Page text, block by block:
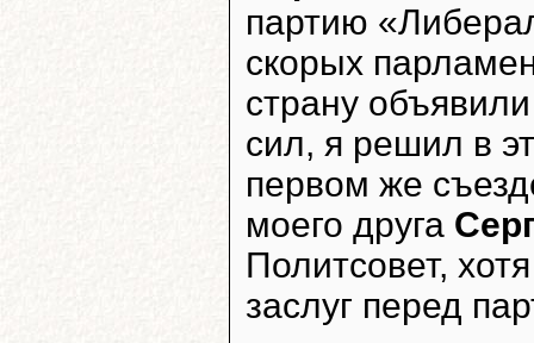
партию
скорых
страну
сил, я решил в
первом же
моего друга
Политсовет,
заслуг перед